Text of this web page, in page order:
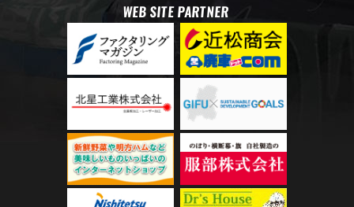
WEB SITE PARTNER